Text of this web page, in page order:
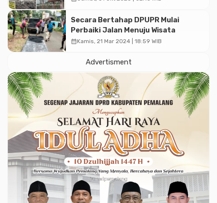
Ekonomi Rakyat
Secara Bertahap DPUPR Mulai
Perbaiki Jalan Menuju Wisata
calendar_monthKamis, 21 Mar 2024 | 18:59 WIB
Advertisment